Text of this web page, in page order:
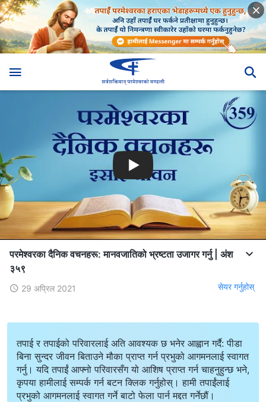
परमेश्‍वरका दैनिक वचनहरू: मानवजातिको भ्रष्टता उजागर गर्नु | अंश
३५९
29 अप्रिल 2021 सेयर गर्नुहोस्
तपाई र तपाईको परिवारलाई अति आवश्यक छ भनेर आह्वान गर्दै: पीडा
बिना सुन्दर जीवन बिताउने मौका प्राप्त गर्न प्रभुको आगमनलाई स्वागत
गर्नु। यदि तपाईं आफ्नो परिवारसँग यो आशिष प्राप्त गर्न चाहनुहुन्छ भने,
कृपया हामीलाई सम्पर्क गर्न बटन क्लिक गर्नुहोस्। हामी तपाईंलाई
प्रभुको आगमनलाई स्वागत गर्ने बाटो फेला पार्न मद्दत गर्नेछौं।